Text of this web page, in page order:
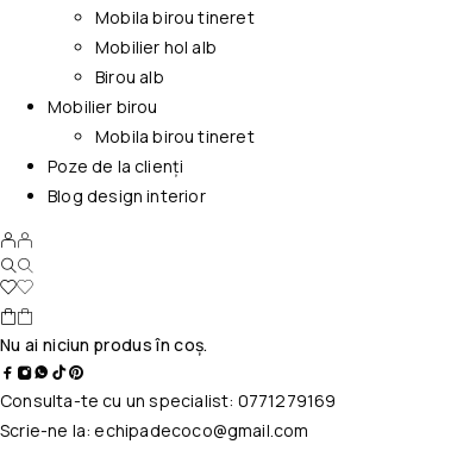
Mobila birou tineret
Mobilier hol alb
Birou alb
Mobilier birou
Mobila birou tineret
Poze de la clienți
Blog design interior
Nu ai niciun produs în coș.
Consulta-te cu un specialist: 0771279169
Scrie-ne la:echipadecoco@gmail.com